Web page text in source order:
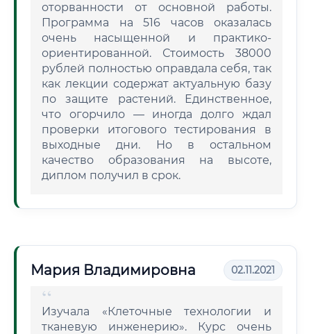
оторванности от основной работы.
Программа на 516 часов оказалась
очень насыщенной и практико-
ориентированной. Стоимость 38000
рублей полностью оправдала себя, так
как лекции содержат актуальную базу
по защите растений. Единственное,
что огорчило — иногда долго ждал
проверки итогового тестирования в
выходные дни. Но в остальном
качество образования на высоте,
диплом получил в срок.
Мария Владимировна 02.11.2021
Изучала «Клеточные технологии и
тканевую инженерию». Курс очень